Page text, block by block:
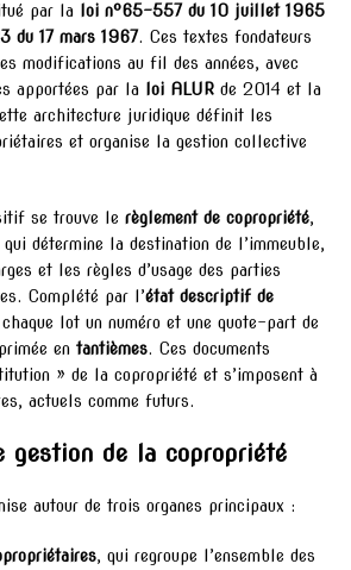
par la
loi n°65-557 du 10 juillet 1965
du 17 mars 1967. Ces textes fondateurs
modifications au fil des années, avec
apportées par la
loi ALUR de 2014 et la
architecture juridique définit les
et organise la gestion collective
se trouve le règlement de copropriété,
détermine la destination de l’immeuble,
et les règles d’usage des parties
Complété par l’état descriptif de
lot un numéro et une quote-part de
en tantièmes. Ces documents
» de la copropriété et s’imposent à
actuels comme futurs.
gestion de la copropriété
autour de trois organes principaux :
, qui regroupe l’ensemble des